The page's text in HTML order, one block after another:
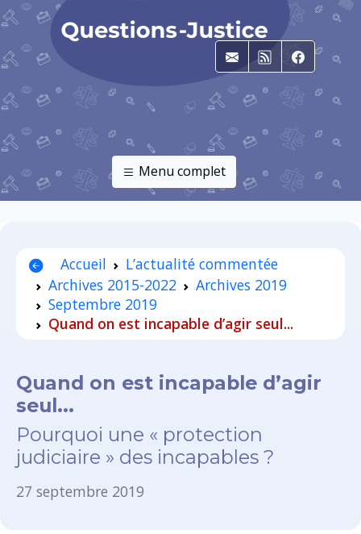
E-mailRSS
Menu complet
Accueil
L’actualité commentée
Archives 2015-2022
Archives 2019
Septembre 2019
Quand on est incapable d’agir seul...
Quand on est incapable d’agir
seul...
Pourquoi une « protection
judiciaire » des incapables ?
27 septembre 2019